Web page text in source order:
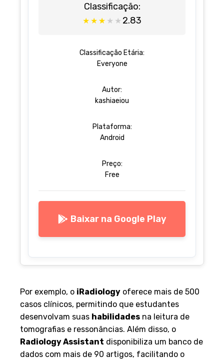
Classificação:
★ ★ ★ ★ ★ 2.83
Classificação Etária:
Everyone
Autor:
kashiaeiou
Plataforma:
Android
Preço:
Free
Baixar na Google Play
Por exemplo, o iRadiology oferece mais de 500
casos clínicos, permitindo que estudantes
desenvolvam suas habilidades na leitura de
tomografias e ressonâncias. Além disso, o
Radiology Assistant disponibiliza um banco de
dados com mais de 90 artigos, facilitando o